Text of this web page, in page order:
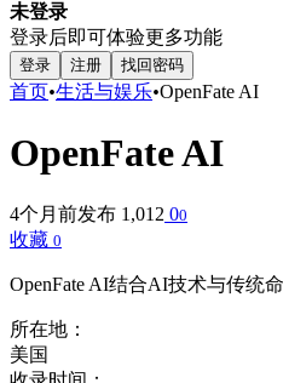
未登录
登录后即可体验更多功能
登录 注册 找回密码
首页•生活与娱乐•OpenFate AI
OpenFate AI
4个月前发布 1,012 00
收藏 0
OpenFate AI结合AI技术与传统
所在地：
美国